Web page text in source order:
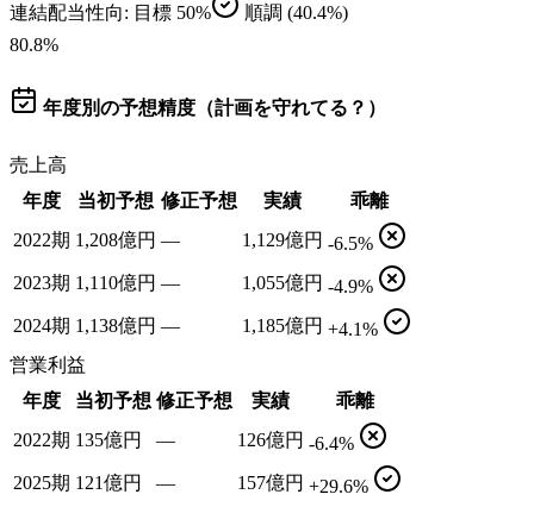
連結配当性向: 目標 50% 順調 (40.4%)
80.8%
年度別の予想精度（計画を守れてる？）
売上高
年度
当初予想 修正予想 実績
乖離
2022期 1,208億円 — 1,129億円 -6.5%
2023期 1,110億円 — 1,055億円 -4.9%
2024期 1,138億円 — 1,185億円 +4.1%
営業利益
年度
当初予想 修正予想 実績
乖離
2022期 135億円 — 126億円 -6.4%
2025期 121億円 — 157億円 +29.6%